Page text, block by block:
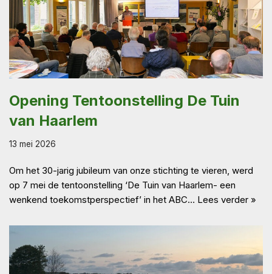
Opening Tentoonstelling De Tuin
van Haarlem
13 mei 2026
Om het 30-jarig jubileum van onze stichting te vieren, werd
op 7 mei de tentoonstelling ‘De Tuin van Haarlem- een
wenkend toekomstperspectief’ in het ABC… Lees verder »